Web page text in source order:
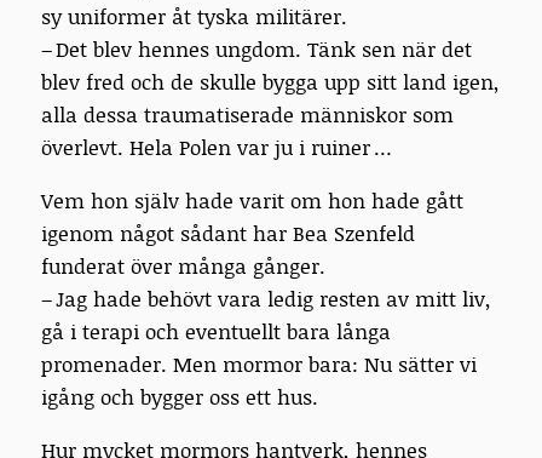
sy uniformer åt tyska militärer.
– Det blev hennes ungdom. Tänk sen när det
blev fred och de skulle bygga upp sitt land igen,
alla dessa traumatiserade människor som
överlevt. Hela Polen var ju i ruiner …
Vem hon själv hade varit om hon hade gått
igenom något sådant har Bea Szenfeld
funderat över många gånger.
– Jag hade behövt vara ledig resten av mitt liv,
gå i terapi och eventuellt bara långa
promenader. Men mormor bara: Nu sätter vi
igång och bygger oss ett hus.
Hur mycket mormors hantverk, hennes